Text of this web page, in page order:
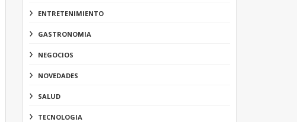
ENTRETENIMIENTO
GASTRONOMIA
NEGOCIOS
NOVEDADES
SALUD
TECNOLOGIA